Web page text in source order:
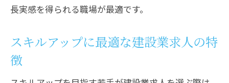
長実感を得られる職場が最適です。
スキルアップに最適な建設業求人の特
徴